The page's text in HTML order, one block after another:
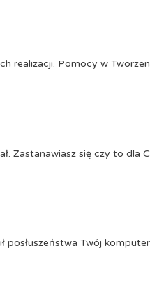
realizacji. Pomocy w
Zastanawiasz się czy to dla
posłuszeństwa Twój